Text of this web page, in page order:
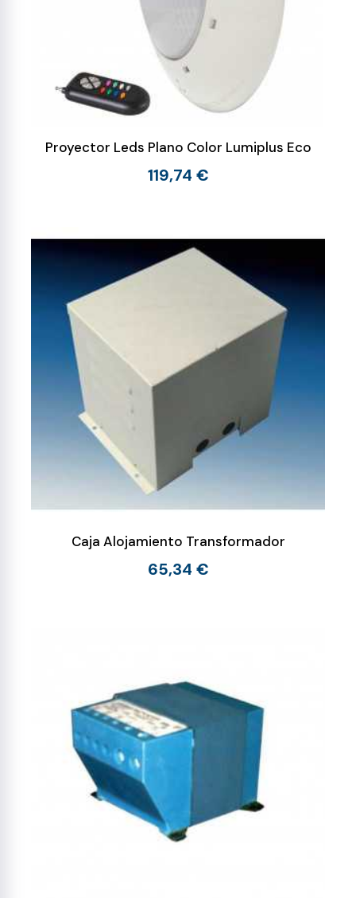
Proyector Leds Plano Color Lumiplus Eco
119,74 €
Caja Alojamiento Transformador
65,34 €